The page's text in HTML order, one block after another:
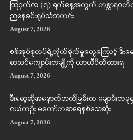
ဩဂုတ်လ (၇) ရက်နေ့အတွက် ကန္တာရဝတီတို
ညနေခင်းရုပ်သံသတင်း
August 7, 2026
စစ်အုပ်စုတပ်ရဲ့တိုက်ခိုက်မှုတွေကြောင့် ဒီးမ
စာသင်ကျောင်းတချို့ကို ယာယီပိတ်ထားရ
August 7, 2026
ဒီးမော့ဆိုအနောက်ဘက်ခြမ်းက ချောင်းတခု
ငယ်တဦး မတော်တဆရေနစ်သေဆုံး
August 7, 2026